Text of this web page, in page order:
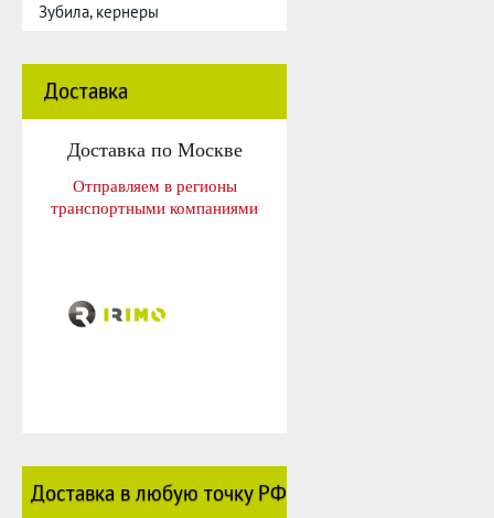
Зубила, кернеры
Доставка
Доставка по Москве
Отправляем в регионы
транспортными компаниями
Доставка в любую точку РФ